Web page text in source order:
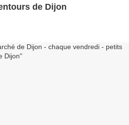
de Dijon